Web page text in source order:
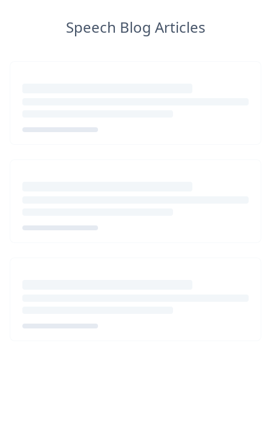
Speech Blog Articles